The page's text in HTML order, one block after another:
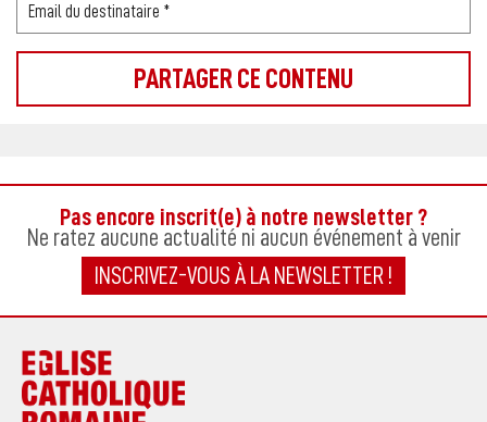
Pas encore inscrit(e) à notre newsletter ?
Ne ratez aucune actualité ni aucun événement à venir
INSCRIVEZ-VOUS À LA NEWSLETTER !